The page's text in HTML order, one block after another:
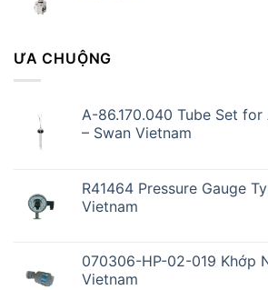
ƯA CHUỘNG
A-86.170.040 Tube Set
– Swan Vietnam
R41464 Pressure Gauge
Vietnam
070306-HP-02-019 Khớp
Vietnam